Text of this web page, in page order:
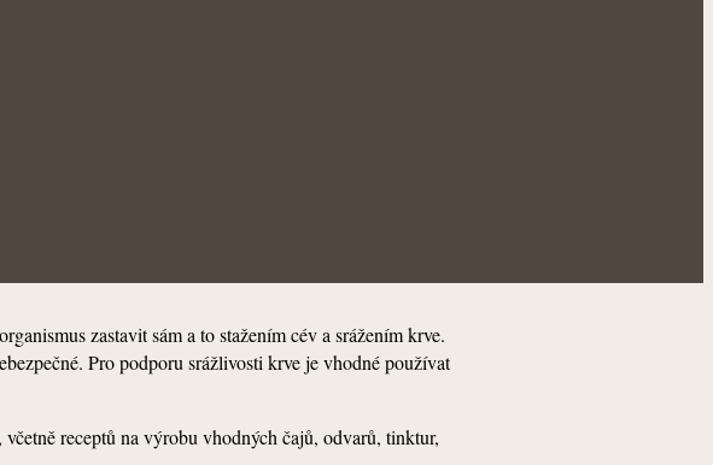
zastavit sám a to stažením cév a srážením krve.
Pro podporu srážlivosti krve je vhodné používat
včetně receptů na výrobu vhodných čajů, odvarů, tinktur,